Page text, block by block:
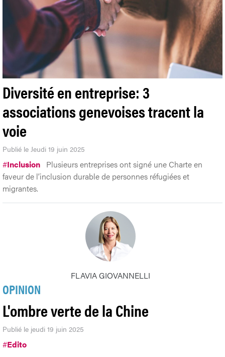
Diversité en entreprise: 3
associations genevoises tracent la
voie
Publié le Jeudi 19 juin 2025
#Inclusion Plusieurs entreprises ont signé une Charte en
faveur de l’inclusion durable de personnes réfugiées et
migrantes.
FLAVIA GIOVANNELLI
OPINION
L'ombre verte de la Chine
Publié le jeudi 19 juin 2025
#Edito